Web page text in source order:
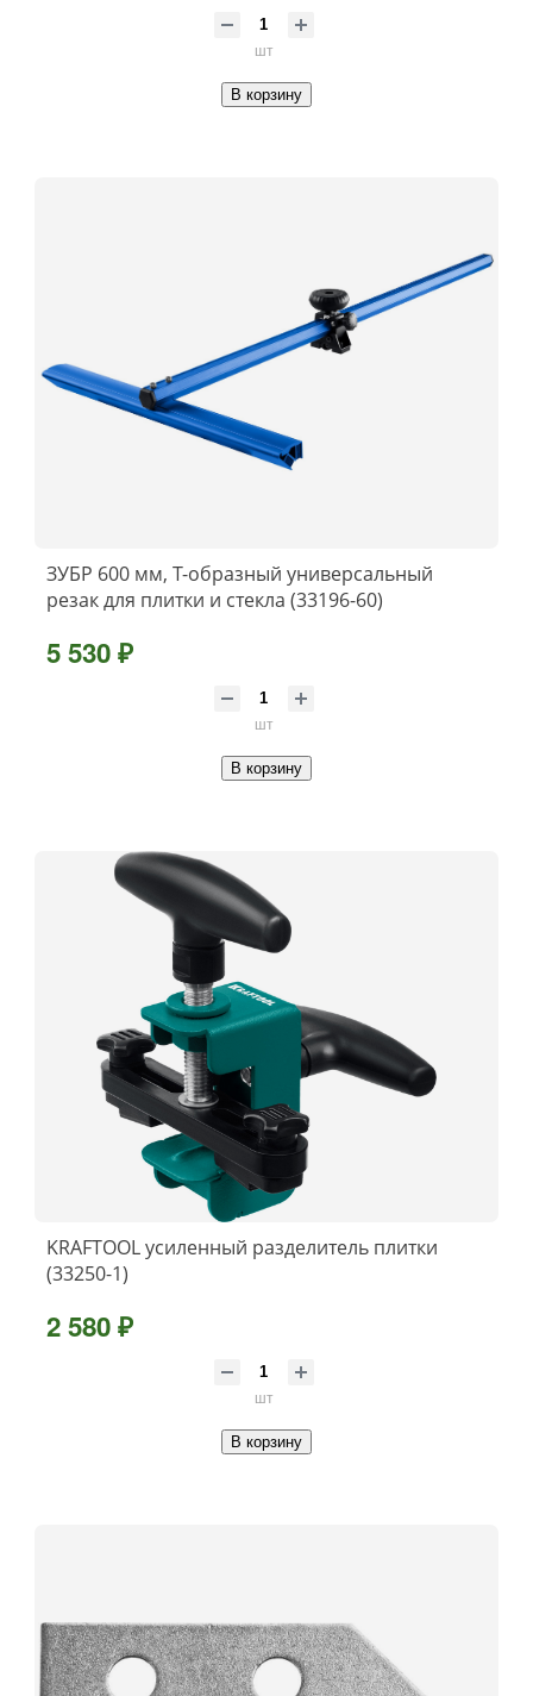
шт
В корзину
ЗУБР 600 мм, Т-образный универсальный
резак для плитки и стекла (33196-60)
5 530 ₽
шт
В корзину
KRAFTOOL усиленный разделитель плитки
(33250-1)
2 580 ₽
шт
В корзину